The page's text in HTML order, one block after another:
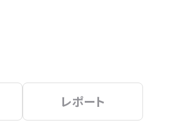
レポート